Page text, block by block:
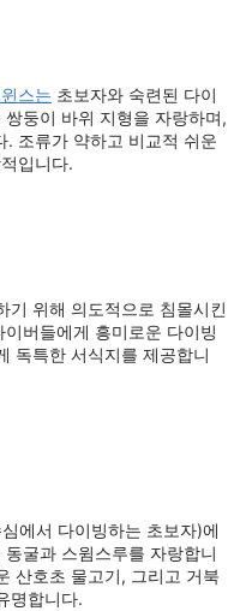
스는 초보자와 숙련된 다이
둥이 바위 지형을 자랑하며,
. 조류가 약하고 비교적 쉬운
입니다.
기 위해 의도적으로 침몰시킨
버들에게 흥미로운 다이빙
독특한 서식지를 제공합니
에서 다이빙하는 초보자)에
동굴과 스윔스루를 자랑합니
산호초 물고기, 그리고 거북
명합니다.